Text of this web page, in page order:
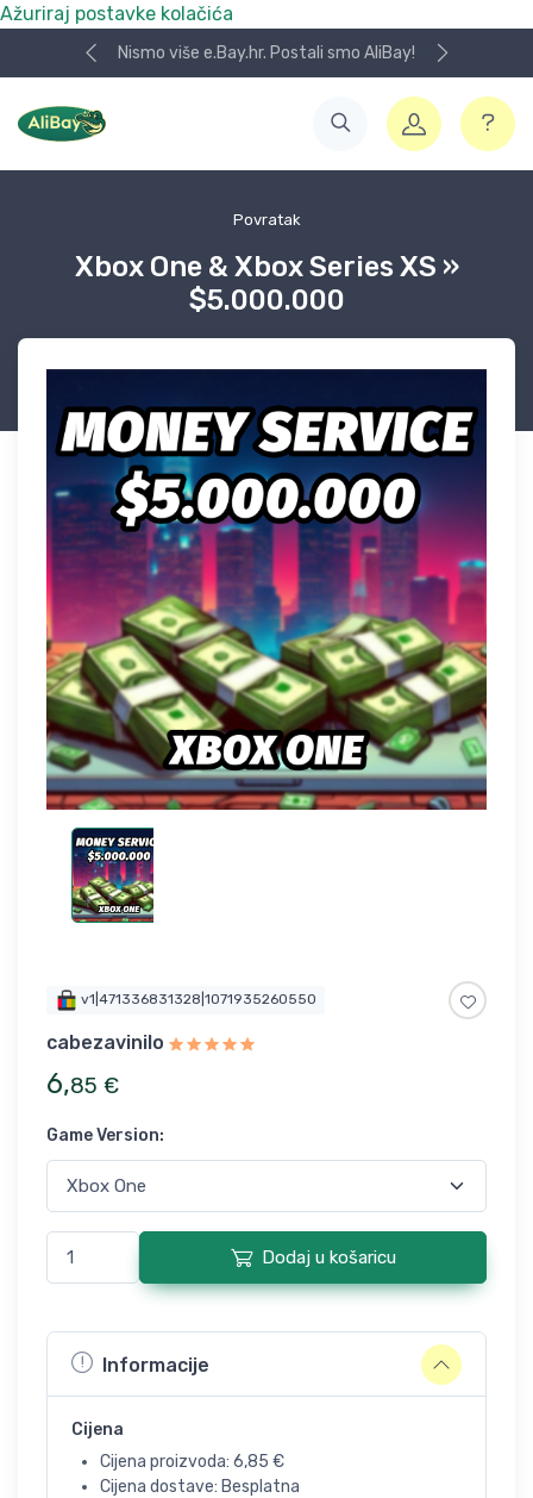
Ažuriraj postavke kolačića
Nismo više e.Bay.hr. Postali smo AliBay!
Povratak
Xbox One & Xbox Series XS »
$5.000.000
v1|471336831328|1071935260550
cabezavinilo
6,85 €
Game Version:
Dodaj u košaricu
Informacije
Cijena
Cijena proizvoda: 6,85 €
Cijena dostave: Besplatna